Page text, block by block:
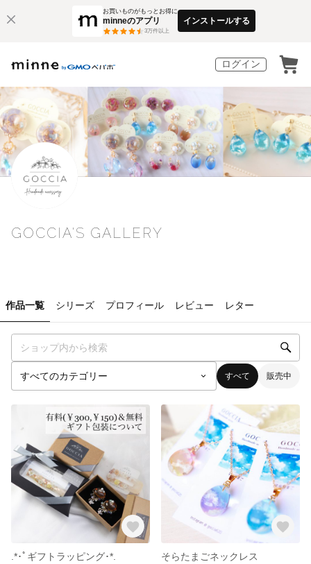
お買いものがもっとお得に
minneのアプリ
3万件以上
インストールする
ログイン
GOCCIA'S GALLERY
作品一覧 シリーズ プロフィール レビュー レター
すべて 販売中
.*･ﾟギフトラッピング･*.
そらたまごネックレス